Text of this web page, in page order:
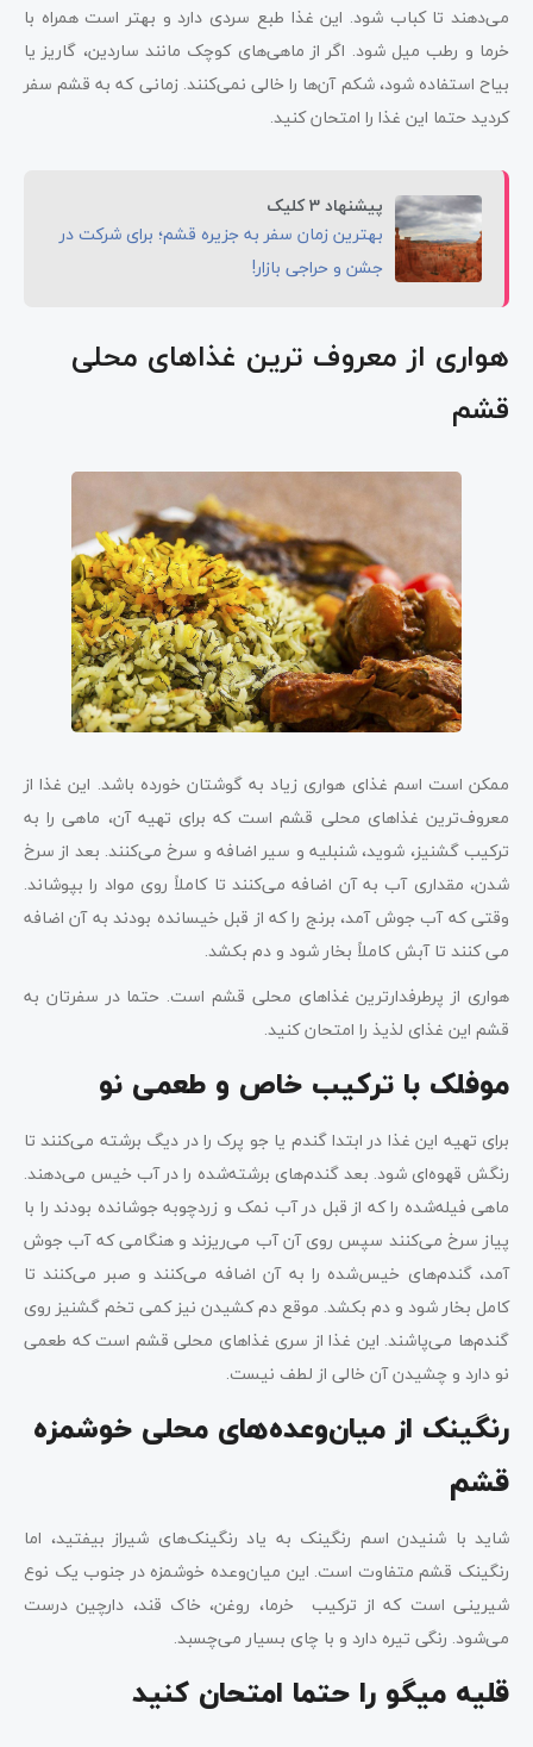
می‌دهند تا کباب شود. این غذا طبع سردی دارد و بهتر است همراه با
خرما و رطب میل شود. اگر از ماهی‌های کوچک مانند ساردین، گاریز یا
بیاح استفاده شود، شکم آن‌ها را خالی نمی‌کنند. زمانی که به قشم سفر
کردید حتما این غذا را امتحان کنید.
پیشنهاد 3 کلیک
بهترین زمان سفر به جزیره قشم؛ برای شرکت در
جشن و حراجی بازار!
هواری از معروف ترین غذاهای محلی
قشم
ممکن است اسم غذای هواری زیاد به گوشتان خورده باشد. این غذا از
معروف‌ترین غذاهای محلی قشم است که برای تهیه آن، ماهی را به
ترکیب گشنیز، شوید، شنبلیه و سیر اضافه و سرخ می‌کنند. بعد از سرخ
شدن، مقداری آب به آن اضافه می‌کنند تا کاملاً روی مواد را بپوشاند.
وقتی که آب جوش آمد، برنج را که از قبل خیسانده بودند به آن اضافه
می‌ کنند تا آبش کاملاً بخار شود و دم بکشد.
هواری از پرطرفدارترین غذاهای محلی قشم است. حتما در سفرتان به
قشم این غذای لذیذ را امتحان کنید.
موفلک با ترکیب خاص و طعمی نو
برای تهیه این غذا در ابتدا گندم یا جو پرک را در دیگ برشته می‌‌کنند تا
رنگش قهوه‌‌ای شود. بعد گندم‌‌های برشته‌شده را در آب خیس می‌دهند.
ماهی فیله‌شده را که از قبل در آب‌ نمک و زردچوبه جوشانده‌‌ بودند را با
پیاز سرخ می‌‌کنند سپس روی آن آب می‌ریزند و هنگامی که آب جوش
آمد، گندم‌‌های خیس‌شده را به آن اضافه می‌‌کنند و صبر می‌کنند تا
کامل بخار شود و دم بکشد. موقع دم کشیدن نیز کمی تخم گشنیز روی
گندم‌ها می‌پاشند. این غذا از سری غذاهای محلی قشم است که طعمی
نو دارد و چشیدن آن خالی از لطف نیست.
رنگینک از میان‌وعده‌های محلی خوشمزه
قشم
شاید با شنیدن اسم رنگینک به یاد رنگینک‌های شیراز بیفتید، اما
رنگینک قشم متفاوت است. این میان‌وعده خوشمزه در جنوب یک نوع
شیرینی است که از ترکیب خرما، روغن، خاک قند، دارچین درست
می‌شود. رنگی تیره دارد و با چای بسیار می‌چسبد.
قلیه میگو را حتما امتحان کنید